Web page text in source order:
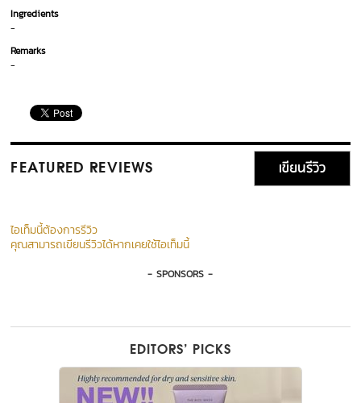
Ingredients
-
Remarks
-
FEATURED REVIEWS เขียนรีวิว
ไอเท็มนี้ต้องการรีวิว
คุณสามารถเขียนรีวิวได้หากเคยใช้ไอเท็มนี้
- SPONSORS -
EDITORS’ PICKS